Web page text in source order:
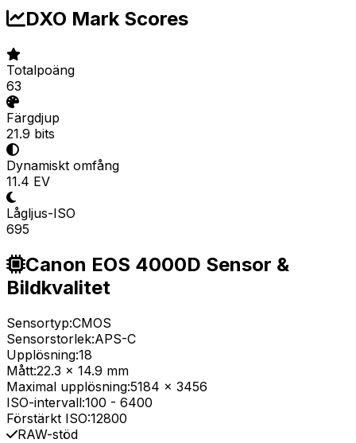
DXO Mark Scores
Totalpoäng
63
Färgdjup
21.9 bits
Dynamiskt omfång
11.4 EV
Lågljus-ISO
695
Canon EOS 4000D Sensor &
Bildkvalitet
Sensortyp:CMOS
Sensorstorlek:APS-C
Upplösning:18
Mått:22.3 x 14.9 mm
Maximal upplösning:5184 x 3456
ISO-intervall:100 - 6400
Förstärkt ISO:12800
RAW-stöd